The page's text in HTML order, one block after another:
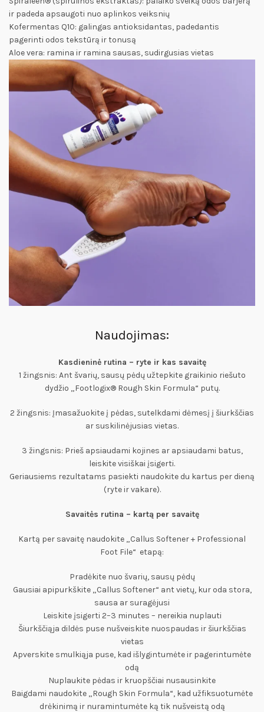
ir padeda apsaugoti nuo aplinkos veiksnių
Kofermentas Q10: galingas antioksidantas, padedantis
pagerinti odos tekstūrą ir tonusą
Aloe vera: ramina ir ramina sausas, sudirgusias vietas
Naudojimas:
Kasdieninė rutina – ryte ir kas savaitę
1 žingsnis: Ant švarių, sausų pėdų užtepkite graikinio riešuto
dydžio „Footlogix® Rough Skin Formula“ putų.
2 žingsnis: Įmasažuokite į pėdas, sutelkdami dėmesį į šiurkščias
ar suskilinėjusias vietas.
3 žingsnis: Prieš apsiaudami kojines ar apsiaudami batus,
leiskite visiškai įsigerti.
Geriausiems rezultatams pasiekti naudokite du kartus per dieną
(ryte ir vakare).
Savaitės rutina – kartą per savaitę
Kartą per savaitę naudokite „Callus Softener + Professional
Foot File“ etapą:
Pradėkite nuo švarių, sausų pėdų
Gausiai apipurkškite „Callus Softener“ ant vietų, kur oda stora,
sausa ar suragėjusi
Leiskite įsigerti 2–3 minutes – nereikia nuplauti
Šiurkščiąja dildės puse nušveiskite nuospaudas ir šiurkščias
vietas
Apverskite smulkiąja puse, kad išlygintumėte ir pagerintumėte
odą
Nuplaukite pėdas ir kruopščiai nusausinkite
Baigdami naudokite „Rough Skin Formula“, kad užfiksuotumėte
drėkinimą ir nuramintumėte ką tik nušveistą odą